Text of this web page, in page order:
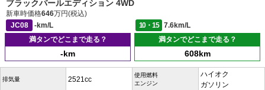
ブラックパールエディション 4WD
新車時価格646万円(税込)
JC08
-km/L 10・15
7.6km/L
満タンでどこまで走る？
-km
満タンでどこまで走る？
608km
排気量 2521cc
使用燃料
エンジン
ハイオク
ガソリン